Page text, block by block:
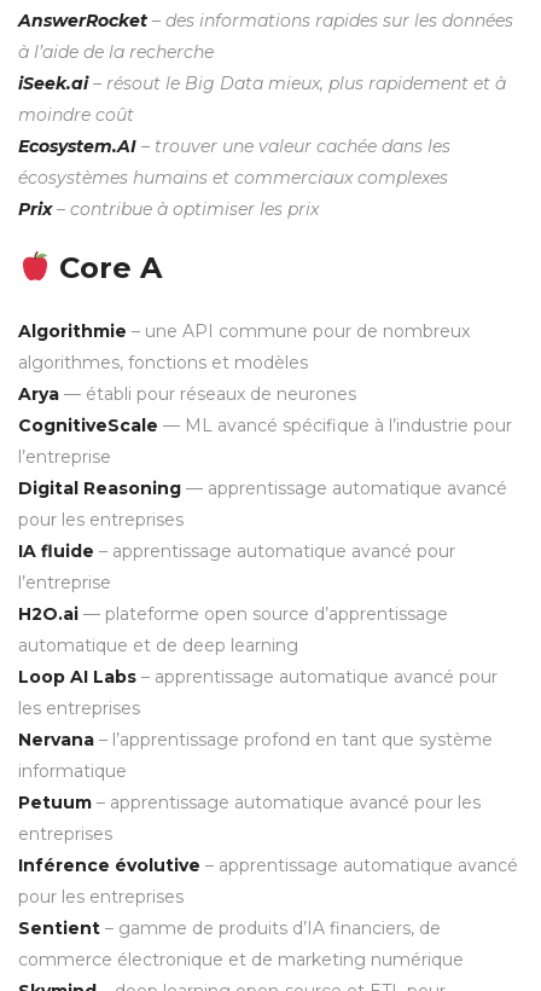
AnswerRocket – des informations rapides sur les données
à l’aide de la recherche
iSeek.ai– résout le Big Data mieux, plus rapidement et à
moindre coût
Ecosystem.AI – trouver une valeur cachée dans les
écosystèmes humains et commerciaux complexes
Prix– contribue à optimiser les prix
Core A
Algorithmie – une API commune pour de nombreux
algorithmes, fonctions et modèles
Arya — établi pour réseaux de neurones
CognitiveScale — ML avancé spécifique à l’industrie pour
l’entreprise
Digital Reasoning — apprentissage automatique avancé
pour les entreprises
IA fluide – apprentissage automatique avancé pour
l’entreprise
H2O.ai — plateforme open source d’apprentissage
automatique et de deep learning
Loop AI Labs – apprentissage automatique avancé pour
les entreprises
Nervana – l’apprentissage profond en tant que système
informatique
Petuum – apprentissage automatique avancé pour les
entreprises
Inférence évolutive – apprentissage automatique avancé
pour les entreprises
Sentient – gamme de produits d’IA financiers, de
commerce électronique et de marketing numérique